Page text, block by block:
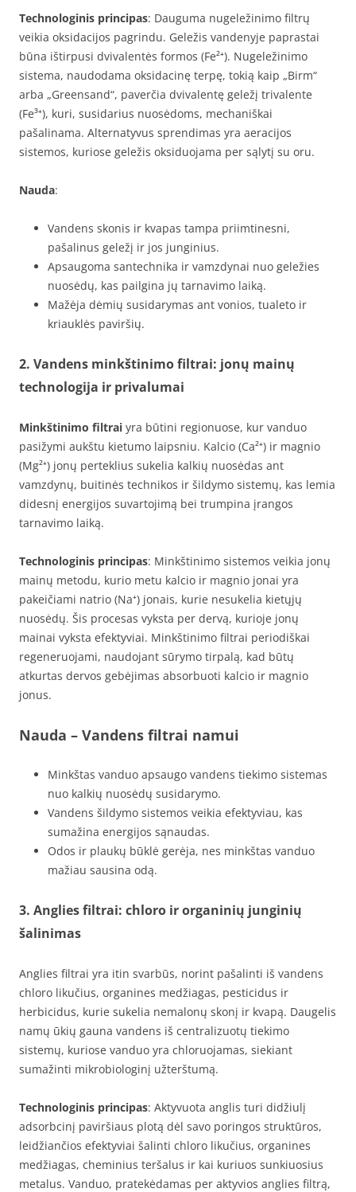
Technologinis principas: Dauguma nugeležinimo filtrų
veikia oksidacijos pagrindu. Geležis vandenyje paprastai
būna ištirpusi dvivalentės formos (Fe²⁺). Nugeležinimo
sistema, naudodama oksidacinę terpę, tokią kaip „Birm“
arba „Greensand“, paverčia dvivalentę geležį trivalente
(Fe³⁺), kuri, susidarius nuosėdoms, mechaniškai
pašalinama. Alternatyvus sprendimas yra aeracijos
sistemos, kuriose geležis oksiduojama per sąlytį su oru.
Nauda:
Vandens skonis ir kvapas tampa priimtinesni,
pašalinus geležį ir jos junginius.
Apsaugoma santechnika ir vamzdynai nuo geležies
nuosėdų, kas pailgina jų tarnavimo laiką.
Mažėja dėmių susidarymas ant vonios, tualeto ir
kriauklės paviršių.
2. Vandens minkštinimo filtrai: jonų mainų
technologija ir privalumai
Minkštinimo filtrai yra būtini regionuose, kur vanduo
pasižymi aukštu kietumo laipsniu. Kalcio (Ca²⁺) ir magnio
(Mg²⁺) jonų perteklius sukelia kalkių nuosėdas ant
vamzdynų, buitinės technikos ir šildymo sistemų, kas lemia
didesnį energijos suvartojimą bei trumpina įrangos
tarnavimo laiką.
Technologinis principas: Minkštinimo sistemos veikia jonų
mainų metodu, kurio metu kalcio ir magnio jonai yra
pakeičiami natrio (Na⁺) jonais, kurie nesukelia kietųjų
nuosėdų. Šis procesas vyksta per dervą, kurioje jonų
mainai vyksta efektyviai. Minkštinimo filtrai periodiškai
regeneruojami, naudojant sūrymo tirpalą, kad būtų
atkurtas dervos gebėjimas absorbuoti kalcio ir magnio
jonus.
Nauda – Vandens filtrai namui
Minkštas vanduo apsaugo vandens tiekimo sistemas
nuo kalkių nuosėdų susidarymo.
Vandens šildymo sistemos veikia efektyviau, kas
sumažina energijos sąnaudas.
Odos ir plaukų būklė gerėja, nes minkštas vanduo
mažiau sausina odą.
3. Anglies filtrai: chloro ir organinių junginių
šalinimas
Anglies filtrai yra itin svarbūs, norint pašalinti iš vandens
chloro likučius, organines medžiagas, pesticidus ir
herbicidus, kurie sukelia nemalonų skonį ir kvapą. Daugelis
namų ūkių gauna vandens iš centralizuotų tiekimo
sistemų, kuriose vanduo yra chloruojamas, siekiant
sumažinti mikrobiologinį užterštumą.
Technologinis principas: Aktyvuota anglis turi didžiulį
adsorbcinį paviršiaus plotą dėl savo poringos struktūros,
leidžiančios efektyviai šalinti chloro likučius, organines
medžiagas, cheminius teršalus ir kai kuriuos sunkiuosius
metalus. Vanduo, pratekėdamas per aktyvios anglies filtrą,